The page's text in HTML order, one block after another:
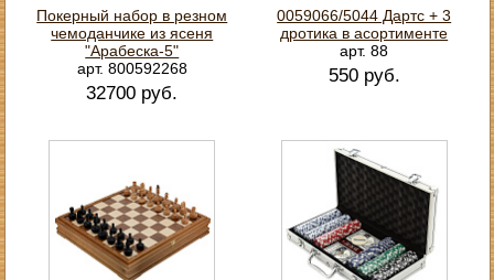
Покерный набор в резном
чемоданчике из ясеня
"Арабеска-5"
арт. 800592268
32700 руб.
0059066/5044 Дартс + 3
дротика в асортименте
арт. 88
550 руб.